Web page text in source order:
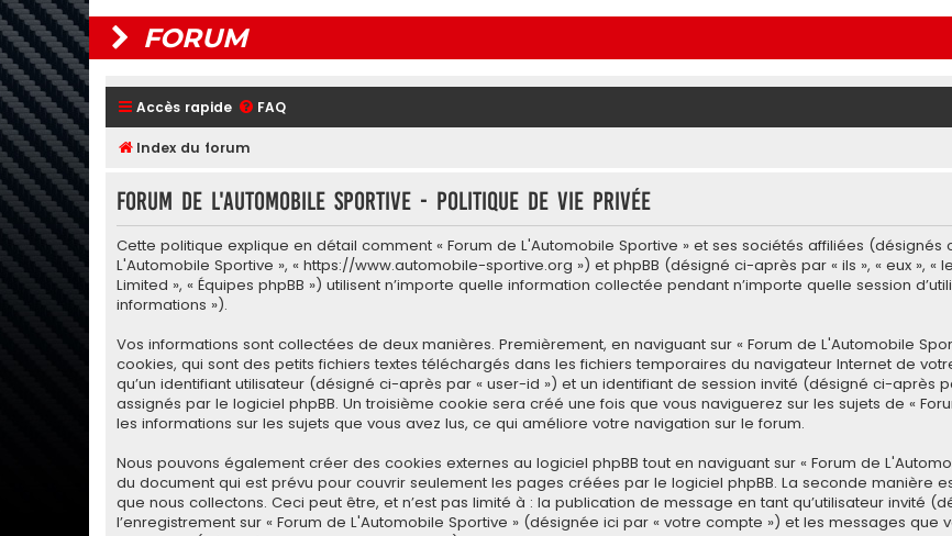
FORUM
Accès rapide FAQ
Index du forum
Forum de L'Automobile Sportive - Politique de vie privée
Cette politique explique en détail comment « Forum de L'Automobile Sportive » et ses sociétés affiliées (désignés
L'Automobile Sportive », « https://www.automobile-sportive.org ») et phpBB (désigné ci-après par « ils », « eux », «
Limited », « Équipes phpBB ») utilisent n’importe quelle information collectée pendant n’importe quelle session
informations »).
Vos informations sont collectées de deux manières. Premièrement, en naviguant sur « Forum de L'Automobile
cookies, qui sont des petits fichiers textes téléchargés dans les fichiers temporaires du navigateur Internet de
qu’un identifiant utilisateur (désigné ci-après par « user-id ») et un identifiant de session invité (désigné ci-après
assignés par le logiciel phpBB. Un troisième cookie sera créé une fois que vous naviguerez sur les sujets de «
les informations sur les sujets que vous avez lus, ce qui améliore votre navigation sur le forum.
Nous pouvons également créer des cookies externes au logiciel phpBB tout en naviguant sur « Forum de
du document qui est prévu pour couvrir seulement les pages créées par le logiciel phpBB. La seconde manière
que nous collectons. Ceci peut être, et n’est pas limité à : la publication de message en tant qu’utilisateur invité
l’enregistrement sur « Forum de L'Automobile Sportive » (désignée ici par « votre compte ») et les messages que